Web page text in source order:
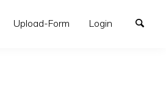
Upload-Form Login